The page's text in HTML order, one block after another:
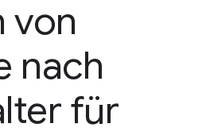
von
nach
für